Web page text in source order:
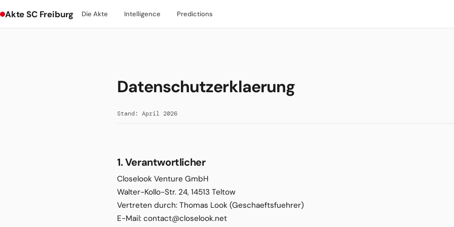
Akte SC Freiburg Die Akte Intelligence Predictions
Datenschutzerklaerung
Stand: April 2026
1. Verantwortlicher
Closelook Venture GmbH
Walter-Kollo-Str. 24, 14513 Teltow
Vertreten durch: Thomas Look (Geschaeftsfuehrer)
E-Mail: contact@closelook.net